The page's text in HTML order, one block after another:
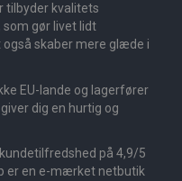
tilbyder kvalitets
som gør livet lidt
skaber mere glæde i
EU-lande og lagerfører
dig en hurtig og
på 4,9/5
er en e-mærket netbutik